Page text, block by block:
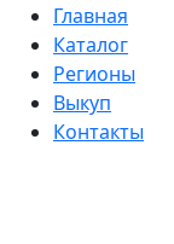
Главная
Каталог
Регионы
Выкуп
Контакты